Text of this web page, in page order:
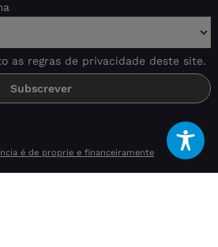
as regras de privacidade deste site.
é de proprie e financeiramente